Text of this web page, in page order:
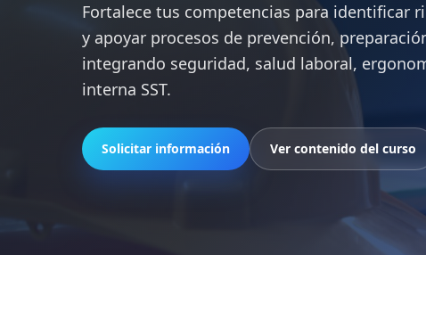
Fortalece tus competencias para identificar
y apoyar procesos de prevención,
integrando seguridad, salud laboral,
interna SST.
Solicitar información Ver contenido del curso